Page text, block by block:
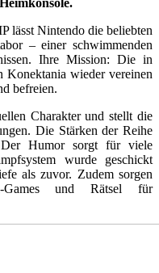
Nintendo die beliebten
– einer schwimmenden
Ihre Mission: Die in
Konektania wieder vereinen
befreien.
Charakter und stellt die
Die Stärken der Reihe
Der Humor sorgt für viele
wurde geschickt
als zuvor. Zudem sorgen
Games und Rätsel für